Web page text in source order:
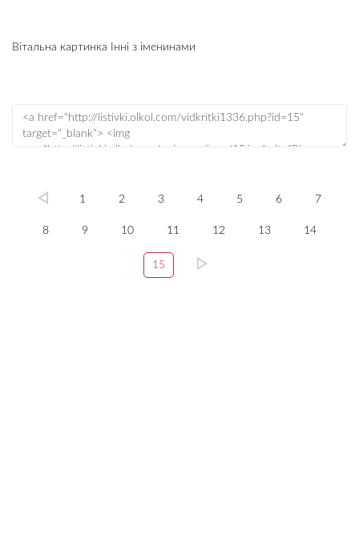
Вітальна картинка Інні з іменинами
1 2 3 4 5 6 7
8 9 10 11 12 13 14
15